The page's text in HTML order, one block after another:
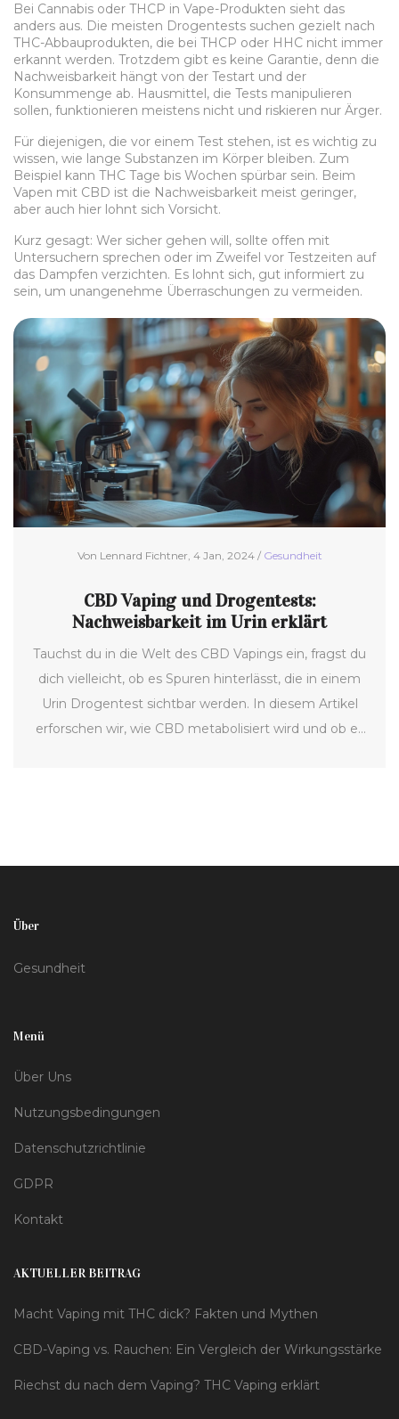
Bei Cannabis oder THCP in Vape-Produkten sieht das
anders aus. Die meisten Drogentests suchen gezielt nach
THC-Abbauprodukten, die bei THCP oder HHC nicht immer
erkannt werden. Trotzdem gibt es keine Garantie, denn die
Nachweisbarkeit hängt von der Testart und der
Konsummenge ab. Hausmittel, die Tests manipulieren
sollen, funktionieren meistens nicht und riskieren nur Ärger.
Für diejenigen, die vor einem Test stehen, ist es wichtig zu
wissen, wie lange Substanzen im Körper bleiben. Zum
Beispiel kann THC Tage bis Wochen spürbar sein. Beim
Vapen mit CBD ist die Nachweisbarkeit meist geringer,
aber auch hier lohnt sich Vorsicht.
Kurz gesagt: Wer sicher gehen will, sollte offen mit
Untersuchern sprechen oder im Zweifel vor Testzeiten auf
das Dampfen verzichten. Es lohnt sich, gut informiert zu
sein, um unangenehme Überraschungen zu vermeiden.
Von Lennard Fichtner, 4 Jan, 2024 / Gesundheit
CBD Vaping und Drogentests:
Nachweisbarkeit im Urin erklärt
Tauchst du in die Welt des CBD Vapings ein, fragst du
dich vielleicht, ob es Spuren hinterlässt, die in einem
Urin Drogentest sichtbar werden. In diesem Artikel
erforschen wir, wie CBD metabolisiert wird und ob es
Über
Gesundheit
Menü
Über Uns
Nutzungsbedingungen
Datenschutzrichtlinie
GDPR
Kontakt
AKTUELLER BEITRAG
Macht Vaping mit THC dick? Fakten und Mythen
CBD-Vaping vs. Rauchen: Ein Vergleich der Wirkungsstärke
Riechst du nach dem Vaping? THC Vaping erklärt